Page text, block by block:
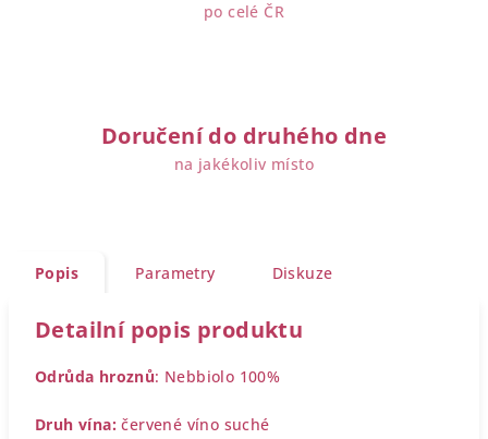
po celé ČR
Doručení do druhého dne
na jakékoliv místo
Popis Parametry Diskuze
Detailní popis produktu
Odrůda hroznů: Nebbiolo 100%
Druh vína: červené víno suché